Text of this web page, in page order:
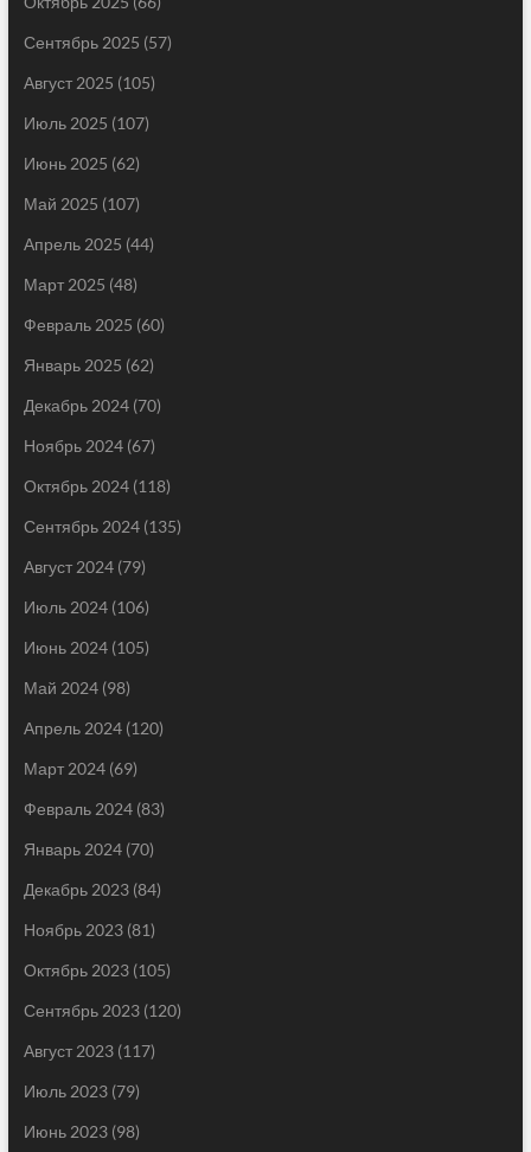
Сентябрь 2025 (57)
Август 2025 (105)
Июль 2025 (107)
Июнь 2025 (62)
Май 2025 (107)
Апрель 2025 (44)
Март 2025 (48)
Февраль 2025 (60)
Январь 2025 (62)
Декабрь 2024(70)
Ноябрь 2024(67)
Октябрь 2024(118)
Сентябрь 2024(135)
Август 2024(79)
Июль 2024(106)
Июнь 2024(105)
Май 2024(98)
Апрель 2024(120)
Март 2024(69)
Февраль 2024(83)
Январь 2024(70)
Декабрь 2023(84)
Ноябрь 2023(81)
Октябрь 2023(105)
Сентябрь 2023(120)
Август 2023(117)
Июль 2023(79)
Июнь 2023(98)